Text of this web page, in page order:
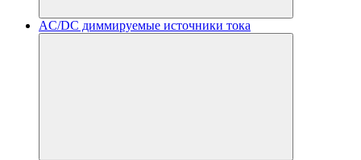
AC/DC диммируемые источники тока